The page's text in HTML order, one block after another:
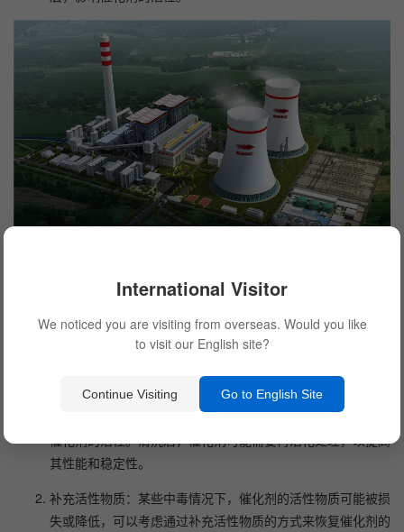
第二部分：处理脱硝催化剂中毒情况
当脱硝催化剂发生中毒时，及时采取正确的处理方法可以减轻
清洗和再活化：对于吸附在催化剂表面的污染物，可以采用适
当的清洗方法，如水洗、酸洗或碱洗等，以去除污染物，恢复
催化剂的活性。清洗后，催化剂可能需要再活化处理，以提高
其性能和稳定性。
补充活性物质：某些中毒情况下，催化剂的活性物质可能被损
失或降低，可以考虑通过补充活性物质的方式来恢复催化剂的
International Visitor
We noticed you are visiting from overseas. Would you like
to visit our English site?
Continue Visiting Go to English Site